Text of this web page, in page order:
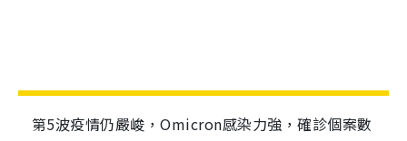
第5波疫情仍嚴峻，Omicron感染力強，確診個案數